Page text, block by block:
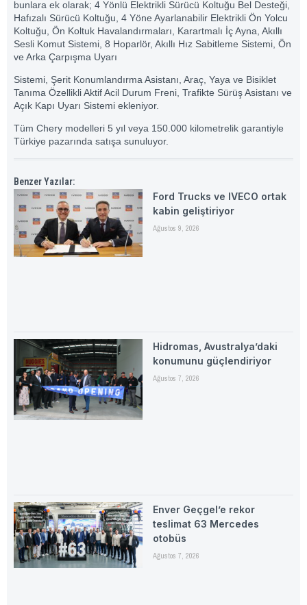
bunlara ek olarak; 4 Yönlü Elektrikli Sürücü Koltuğu Bel Desteği,
Hafızalı Sürücü Koltuğu, 4 Yöne Ayarlanabilir Elektrikli Ön Yolcu
Koltuğu, Ön Koltuk Havalandırmaları, Karartmalı İç Ayna, Akıllı
Sesli Komut Sistemi, 8 Hoparlör, Akıllı Hız Sabitleme Sistemi, Ön
ve Arka Çarpışma Uyarı
Sistemi, Şerit Konumlandırma Asistanı, Araç, Yaya ve Bisiklet
Tanıma Özellikli Aktif Acil Durum Freni, Trafikte Sürüş Asistanı ve
Açık Kapı Uyarı Sistemi ekleniyor.
Tüm Chery modelleri 5 yıl veya 150.000 kilometrelik garantiyle
Türkiye pazarında satışa sunuluyor.
Benzer Yazılar:
Ford Trucks ve IVECO ortak
kabin geliştiriyor
Ağustos 9, 2026
Hidromas, Avustralya’daki
konumunu güçlendiriyor
Ağustos 7, 2026
Enver Geçgel’e rekor
teslimat 63 Mercedes
otobüs
Ağustos 7, 2026